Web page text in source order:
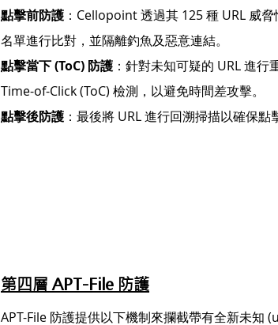
點擊前防護 ：Cellopoint 透過其 125 種 URL 威
名單進行比對，並隔離釣魚及惡意連結。
點擊當下 (ToC) 防護 ：針對未知可疑的 URL 進
Time-of-Click (ToC) 檢測，以避免時間差攻擊。
點擊後防護 ：最後將 URL 進行回溯掃描以確保點
第四層 APT-File 防護
APT-File 防護提供以下機制來攔截帶有全新未知